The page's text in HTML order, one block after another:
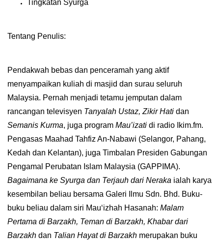
Tingkatan Syurga
Tentang Penulis:
Pendakwah bebas dan penceramah yang aktif
menyampaikan kuliah di masjid dan surau seluruh
Malaysia. Pernah menjadi tetamu jemputan dalam
rancangan televisyen Tanyalah Ustaz, Zikir Hati dan
Semanis Kurma, juga program Mau’izati di radio Ikim.fm.
Pengasas Maahad Tahfiz An-Nabawi (Selangor, Pahang,
Kedah dan Kelantan), juga Timbalan Presiden Gabungan
Pengamal Perubatan Islam Malaysia (GAPPIMA).
Bagaimana ke Syurga dan Terjauh dari Neraka ialah karya
kesembilan beliau bersama Galeri Ilmu Sdn. Bhd. Buku-
buku beliau dalam siri Mau‘izhah Hasanah: Malam
Pertama di Barzakh, Teman di Barzakh, Khabar dari
Barzakh dan Talian Hayat di Barzakh merupakan buku